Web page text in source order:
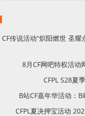
CF传说活动“炽阳燃世 圣
8月CF网吧特权活
CFPL S28夏
B站CF嘉年华活动：
CFPL夏决押宝活动